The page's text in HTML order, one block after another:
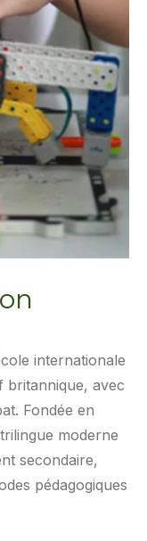
internationale
britannique, avec
Fondée en
moderne
secondaire,
pédagogiques